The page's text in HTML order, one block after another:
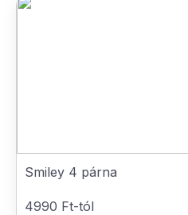
Smiley 4 párna
4990 Ft-tól